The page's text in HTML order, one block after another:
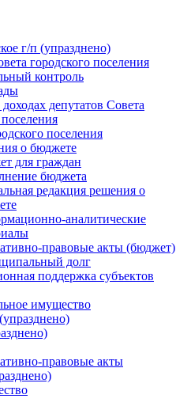
г/п (упразднено)
городского поселения
контроль
депутатов Совета
поселения
о бюджете
для граждан
бюджета
редакция решения о
аналитические
правовые акты (бюджет)
долг
поддержка субъектов
имущество
правовые акты